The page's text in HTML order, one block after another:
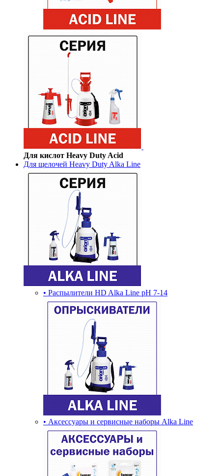
Для кислот Heavy Duty Acid
Для щелочей Heavy Duty Alka Line
• Распылители HD Alka Line pH 7-14
• Аксессуары и сервисные наборы Alka Line